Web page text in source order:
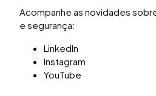
Acompanhe as novidades
e segurança:
LinkedIn
Instagram
YouTube